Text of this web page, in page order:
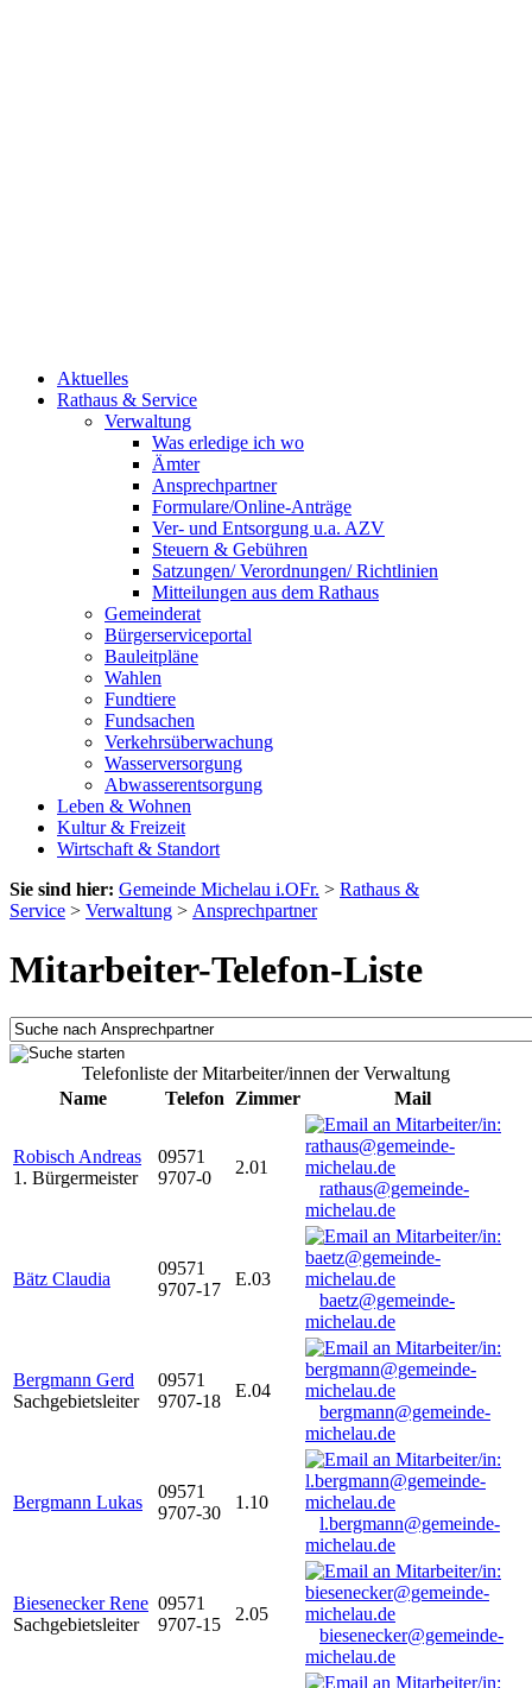
Aktuelles
Rathaus & Service
Verwaltung
Was erledige ich wo
Ämter
Ansprechpartner
Formulare/Online-Anträge
Ver- und Entsorgung u.a. AZV
Steuern & Gebühren
Satzungen/ Verordnungen/ Richtlinien
Mitteilungen aus dem Rathaus
Gemeinderat
Bürgerserviceportal
Bauleitpläne
Wahlen
Fundtiere
Fundsachen
Verkehrsüberwachung
Wasserversorgung
Abwasserentsorgung
Leben & Wohnen
Kultur & Freizeit
Wirtschaft & Standort
Sie sind hier: Gemeinde Michelau i.OFr. > Rathaus &
Service > Verwaltung > Ansprechpartner
Mitarbeiter-Telefon-Liste
Telefonliste der Mitarbeiter/innen der Verwaltung
Name
Telefon Zimmer Mail
Robisch Andreas
1. Bürgermeister
09571
9707-0
2.01
rathaus@gemeinde-
michelau.de
Bätz Claudia
09571
9707-17
E.03
baetz@gemeinde-
michelau.de
Bergmann Gerd
Sachgebietsleiter
09571
9707-18
E.04
bergmann@gemeinde-
michelau.de
Bergmann Lukas
09571
9707-30
1.10
l.bergmann@gemeinde-
michelau.de
Biesenecker Rene
Sachgebietsleiter
09571
9707-15
2.05
biesenecker@gemeinde-
michelau.de